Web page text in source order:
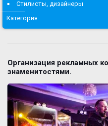
Стилисты, дизайнеры
Категория
Организация рекламных
знаменитостями.